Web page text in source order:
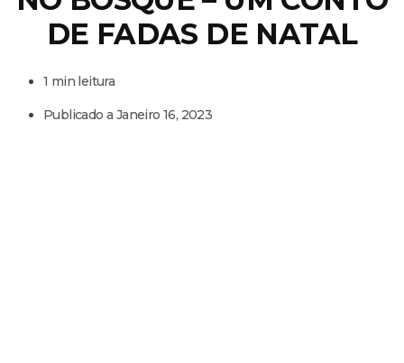
DE FADAS DE NATAL
1 min leitura
Publicado a Janeiro 16, 2023